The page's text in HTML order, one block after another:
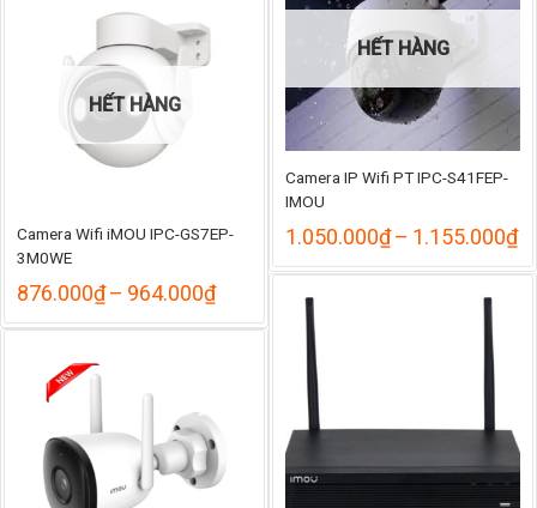
HẾT HÀNG
Camera IP Wifi PT IPC-S41FEP-
IMOU
1.050.000₫– 1.155.000₫
từ
HẾT HÀNG
Camera Wifi iMOU IPC-GS7EP-
3M0WE
876.000₫– 964.000₫Khoảng
từ